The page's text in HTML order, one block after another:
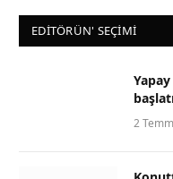
EDİTÖRÜN' SEÇİMİ
2